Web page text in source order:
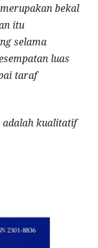
bekal
itu
selama
luas
taraf
adalah kualitatif